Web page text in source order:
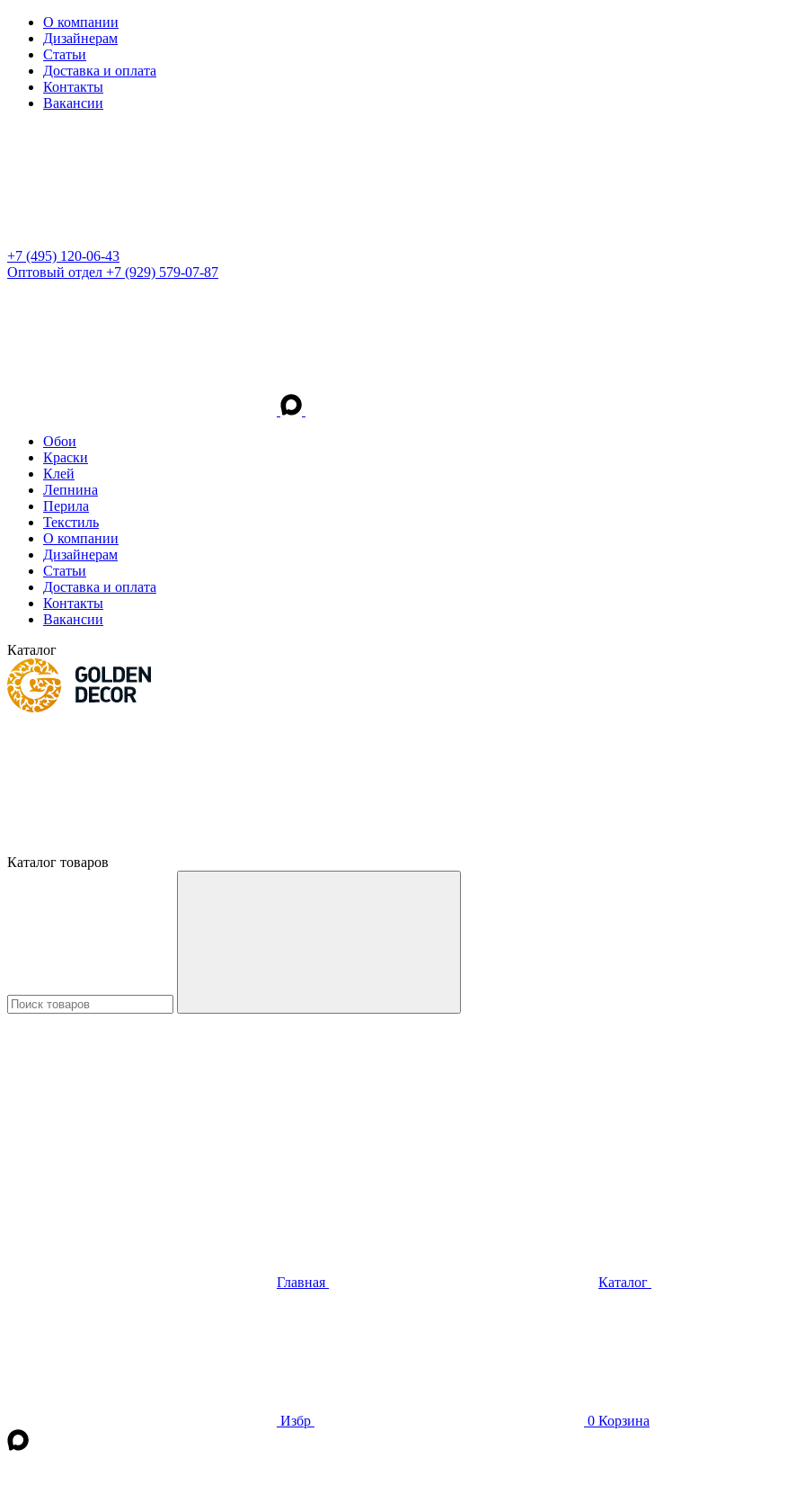
О компании
Дизайнерам
Статьи
Доставка и оплата
Контакты
Вакансии
+7 (495) 120-06-43
Оптовый отдел +7 (929) 579-07-87
Обои
Краски
Клей
Лепнина
Перила
Текстиль
О компании
Дизайнерам
Статьи
Доставка и оплата
Контакты
Вакансии
Каталог
Каталог товаров
Главная Каталог
Избр 0 Корзина